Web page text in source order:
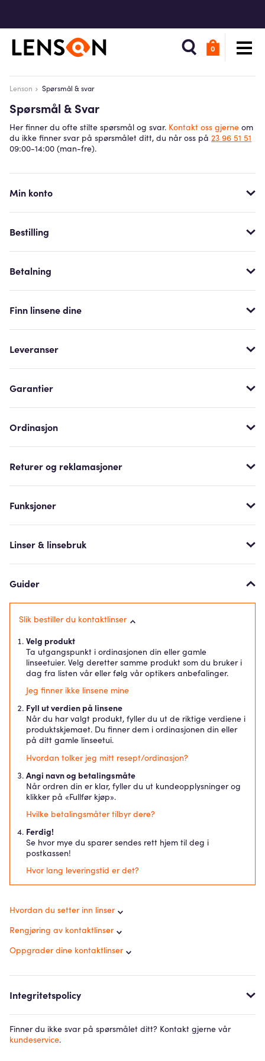
0
Lenson Spørsmål & svar
Spørsmål & Svar
Her finner du ofte stilte spørsmål og svar. Kontakt oss gjerne om
du ikke finner svar på spørsmålet ditt, du når oss på 23 96 51 51
09:00-14:00 (man-fre).
Min konto
Bestilling
Betalning
Finn linsene dine
Leveranser
Garantier
Ordinasjon
Returer og reklamasjoner
Funksjoner
Linser & linsebruk
Guider
Slik bestiller du kontaktlinser
Velg produkt
Ta utgangspunkt i ordinasjonen din eller gamle
linseetuier. Velg deretter samme produkt som du bruker i
dag fra listen vår eller følg vår optikers anbefalinger.
Jeg finner ikke linsene mine
Fyll ut verdien på linsene
Når du har valgt produkt, fyller du ut de riktige verdiene i
produktskjemaet. Du finner dem i ordinasjonen din eller
på ditt gamle linseetui.
Hvordan tolker jeg mitt resept/ordinasjon?
Angi navn og betalingsmåte
Når ordren din er klar, fyller du ut kundeopplysninger og
klikker på «Fullfør kjøp».
Hvilke betalingsmåter tilbyr dere?
Ferdig!
Se hvor mye du sparer sendes rett hjem til deg i
postkassen!
Hvor lang leveringstid er det?
Hvordan du setter inn linser
Rengjøring av kontaktlinser
Oppgrader dine kontaktlinser
Integritetspolicy
Finner du ikke svar på spørsmålet ditt? Kontakt gjerne vår
kundeservice.